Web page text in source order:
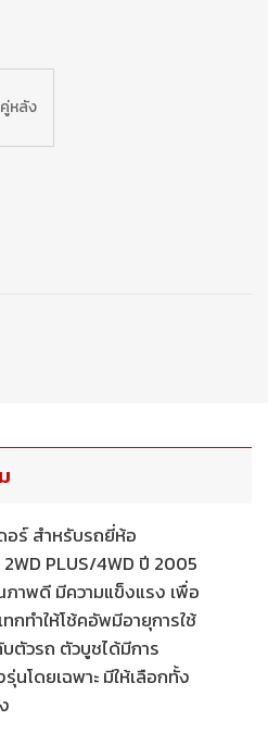
หลัง
อร์ สำหรับรถยี่ห้อ
PLUS/4WD ปี 2005
าพดี มีความแข็งแรง เพื่อ
กทำให้โช้คอัพมีอายุการใช้
ตัวรถ ตัวบูชได้มีการ
โดยเฉพาะ มีให้เลือกทั้ง